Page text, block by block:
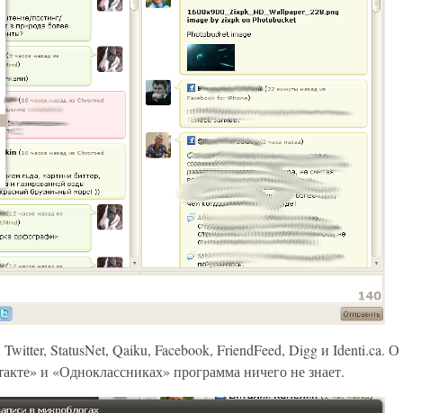
StatusNet, Qaiku, Facebook, FriendFeed, Digg и Identi.ca. О
и «Одноклассниках» программа ничего не знает.